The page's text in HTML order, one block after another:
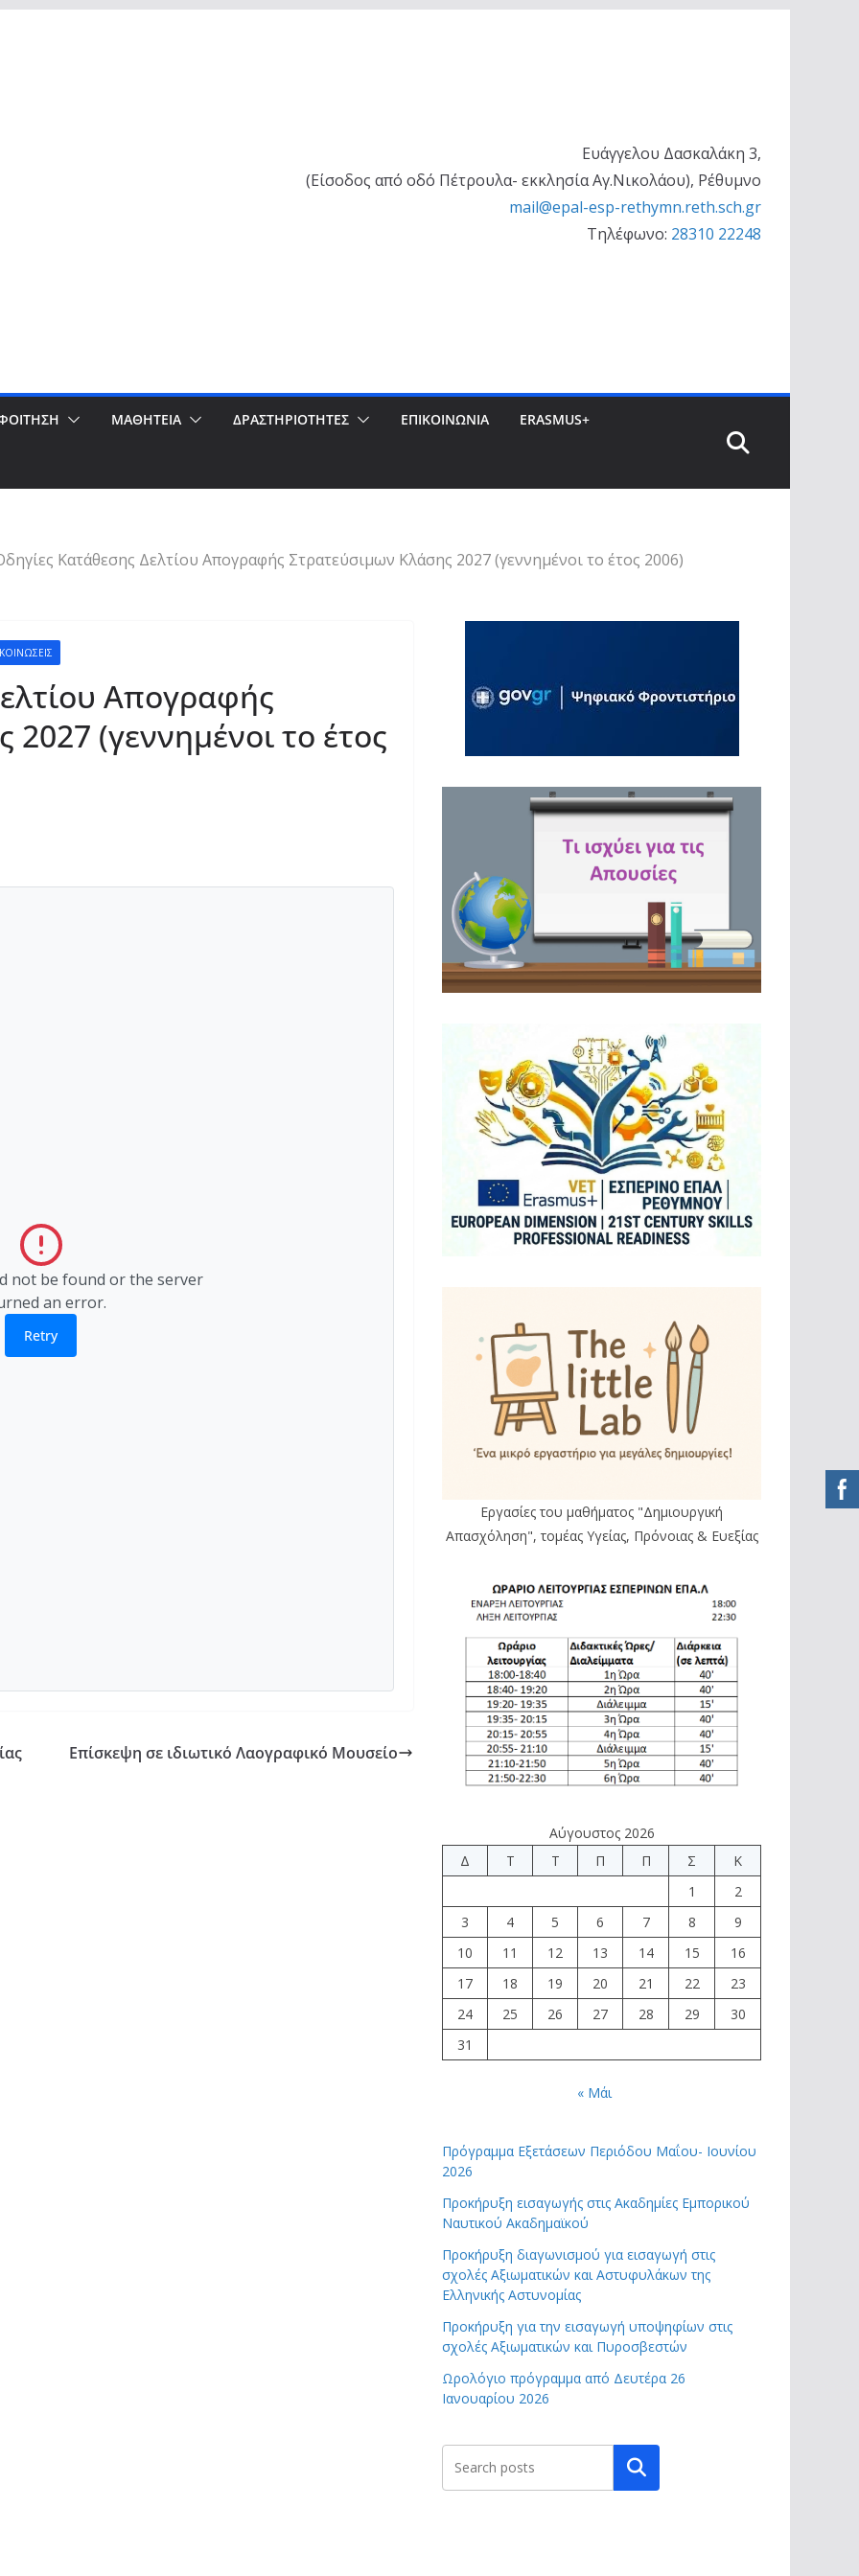
Ευάγγελου Δασκαλάκη 3,
(Είσοδος από οδό Πέτρουλα- εκκλησία Αγ.Νικολάου), Ρέθυμνο
mail@epal-esp-rethymn.reth.sch.gr
Τηλέφωνο: 28310 22248
ΜΑΘΗΤΕΙΑ ΔΡΑΣΤΗΡΙΌΤΗΤΕΣ ΕΠΙΚΟΙΝΩΝΊΑ ERASMUS+
Κατάθεσης Δελτίου Απογραφής Στρατεύσιμων Κλάσης 2027 (γεννημένοι το έτος 2006)
Απογραφής
(γεννημένοι το έτος
not be found or the server
an error.
Retry
Επίσκεψη σε ιδιωτικό Λαογραφικό Μουσείο
Εργασίες του μαθήματος "Δημιουργική
Απασχόληση", τομέας Υγείας, Πρόνοιας & Ευεξίας
Αύγουστος 2026
Δ
Τ Τ Π Π Σ
Κ
1
2
3
4 5 6 7 8
9
10
11 12 13 14 15
16
17
18 19 20 21 22
23
24
25 26 27 28 29
30
31
« Μάι
Πρόγραμμα Εξετάσεων Περιόδου Μαΐου- Ιουνίου
2026
Προκήρυξη εισαγωγής στις Ακαδημίες Εμπορικού
Ναυτικού Ακαδημαϊκού
Προκήρυξη διαγωνισμού για εισαγωγή στις
σχολές Αξιωματικών και Αστυφυλάκων της
Ελληνικής Αστυνομίας
Προκήρυξη για την εισαγωγή υποψηφίων στις
σχολές Αξιωματικών και Πυροσβεστών
Ωρολόγιο πρόγραμμα από Δευτέρα 26
Ιανουαρίου 2026
Αναζήτηση